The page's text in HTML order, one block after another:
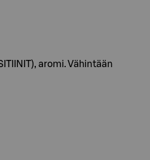
aromi. Vähintään